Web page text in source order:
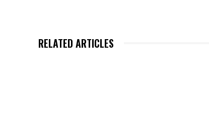
RELATED ARTICLES